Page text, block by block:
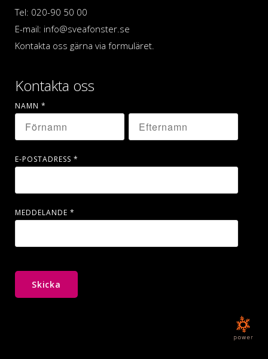
Tel: 020-90 50 00
E-mail: info@sveafonster.se
Kontakta oss gärna via formuläret.
Kontakta oss
NAMN *
E-POSTADRESS *
MEDDELANDE *